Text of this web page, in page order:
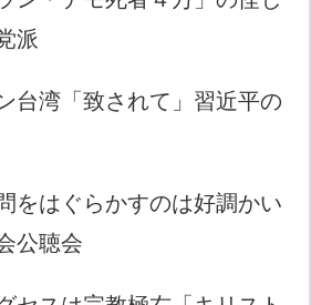
派
台湾「致されて」習近平の
をはぐらかすのは好調かい
公聴会